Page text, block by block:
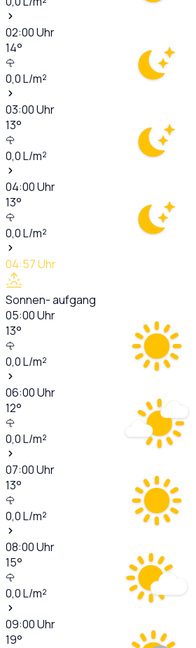
02:00Uhr
14°
0,0L/m²
03:00Uhr
13°
0,0L/m²
04:00Uhr
13°
0,0L/m²
04:57Uhr
Sonnen- aufgang
05:00Uhr
13°
0,0L/m²
06:00Uhr
12°
0,0L/m²
07:00Uhr
13°
0,0L/m²
08:00Uhr
15°
0,0L/m²
09:00Uhr
19°